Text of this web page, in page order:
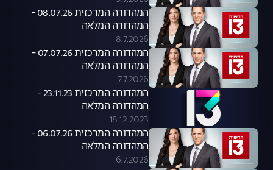
המהדורה המרכזית 08.07.26 -
המהדורה המלאה
8.7.2026
המהדורה המרכזית 07.07.26 -
המהדורה המלאה
7.7.2026
המהדורה המרכזית 23.11.23 -
המהדורה המלאה
18.12.2023
המהדורה המרכזית 06.07.26 -
המהדורה המלאה
6.7.2026